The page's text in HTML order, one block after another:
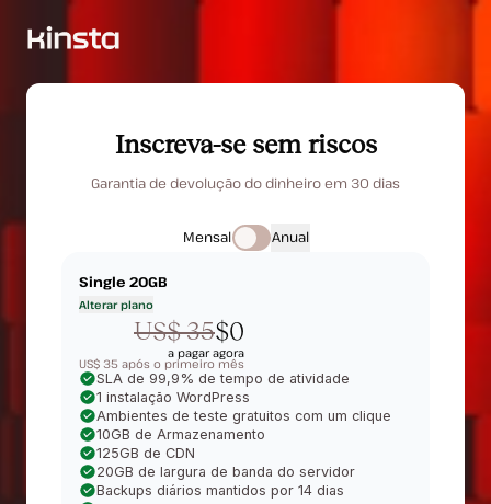
Inscreva-se sem riscos
Garantia de devolução do dinheiro em 30 dias
Mensal Anual
Single 20GB
Alterar plano
US$ 35$0
a pagar agora
US$ 35 após o primeiro mês
SLA de 99,9% de tempo de atividade
1 instalação WordPress
Ambientes de teste gratuitos com um clique
10GB de Armazenamento
125GB de CDN
20GB de largura de banda do servidor
Backups diários mantidos por 14 dias